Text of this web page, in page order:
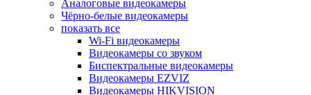
Аналоговые видеокамеры
Чёрно-белые видеокамеры
показать все
Wi-Fi видеокамеры
Видеокамеры со звуком
Биспектральные видеокамеры
Видеокамеры EZVIZ
Видеокамеры HIKVISION